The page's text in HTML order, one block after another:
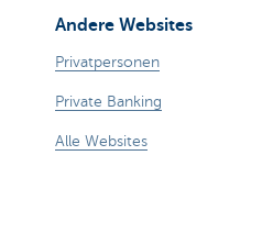
Andere Websites
Privatpersonen
Private Banking
Alle Websites